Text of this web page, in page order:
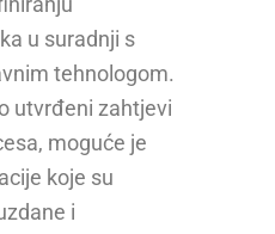
u suradnji s
tehnologom.
utvrđeni zahtjevi
moguće je
koje su
i